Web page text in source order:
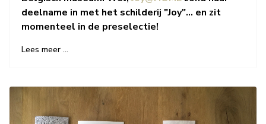
deelname in met het schilderij "Joy"... en zit
momenteel in de preselectie!
Lees meer …